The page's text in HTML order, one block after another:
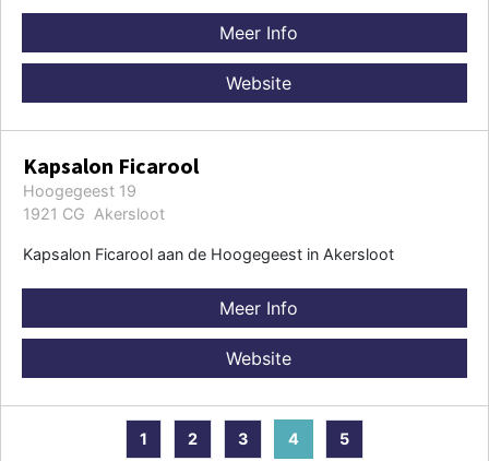
Meer Info
Website
Kapsalon Ficarool
Hoogegeest 19
1921 CG Akersloot
Kapsalon Ficarool aan de Hoogegeest in Akersloot
Meer Info
Website
1 2 3 4 5